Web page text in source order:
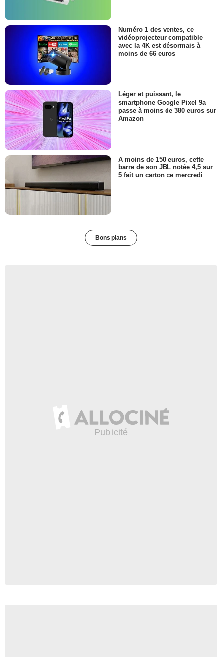
Numéro 1 des ventes, ce
vidéoprojecteur compatible
avec la 4K est désormais à
moins de 66 euros
Léger et puissant, le
smartphone Google Pixel 9a
passe à moins de 380 euros sur
Amazon
A moins de 150 euros, cette
barre de son JBL notée 4,5 sur
5 fait un carton ce mercredi
Bons plans